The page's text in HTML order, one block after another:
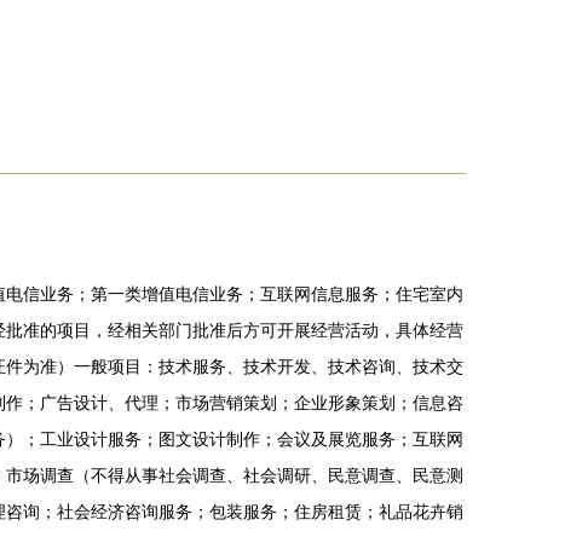
信业务；第一类增值电信业务；互联网信息服务；住宅室内
准的项目，经相关部门批准后方可开展经营活动，具体经营
为准）一般项目：技术服务、技术开发、技术咨询、技术交
；广告设计、代理；市场营销策划；企业形象策划；信息咨
；工业设计服务；图文设计制作；会议及展览服务；互联网
场调查（不得从事社会调查、社会调研、民意调查、民意测
询；社会经济咨询服务；包装服务；住房租赁；礼品花卉销